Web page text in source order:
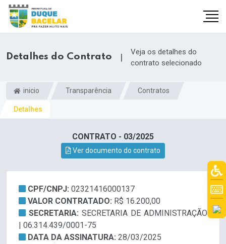
Detalhes do Contrato |
Veja os detalhes do
contrato selecionado
inicio Transparência Contratos
Detalhes
CONTRATO - 03/2025
Ver documento do contrato
CPF/CNPJ: 02321416000137
VALOR CONTRATADO: R$ 16.200,00
SECRETARIA: SECRETARIA DE ADMINISTRAÇÃO
| 06.314.439/0001-75
DATA DA ASSINATURA: 28/03/2025